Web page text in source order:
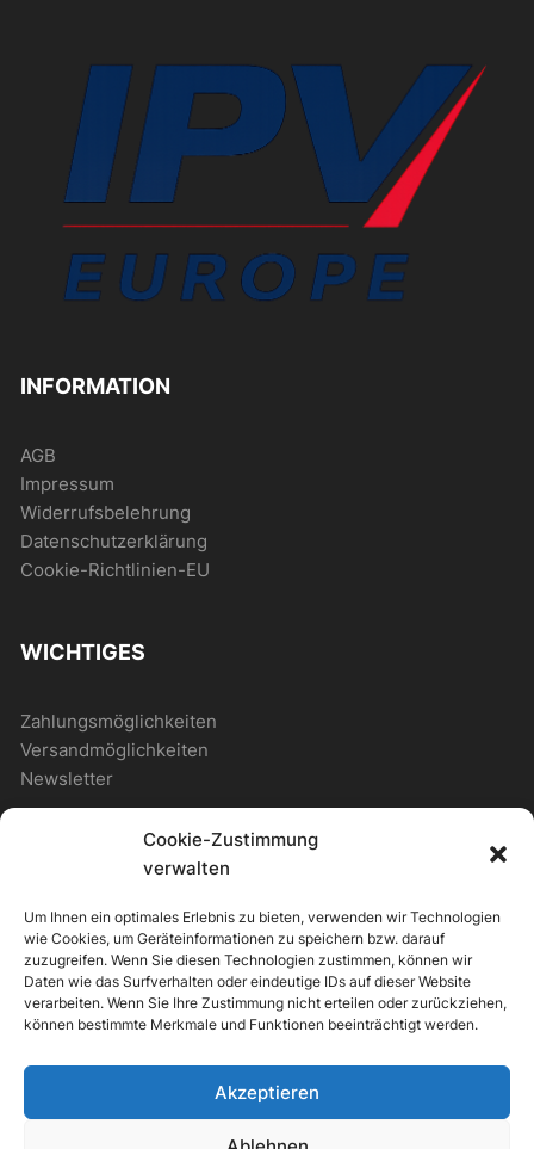
Cookie-Zustimmung
verwalten
Um Ihnen ein optimales Erlebnis zu bieten, verwenden wir Technologien
wie Cookies, um Geräteinformationen zu speichern bzw. darauf
zuzugreifen. Wenn Sie diesen Technologien zustimmen, können wir
Daten wie das Surfverhalten oder eindeutige IDs auf dieser Website
verarbeiten. Wenn Sie Ihre Zustimmung nicht erteilen oder zurückziehen,
können bestimmte Merkmale und Funktionen beeinträchtigt werden.
Akzeptieren
INFORMATION
AGB
Impressum
Widerrufsbelehrung
Datenschutzerklärung
Cookie-Richtlinien-EU
WICHTIGES
Zahlungsmöglichkeiten
Versandmöglichkeiten
Newsletter
Photostore
Photostore – Musterseite
Musterseite mit Shop
+49
(0)155
626 34